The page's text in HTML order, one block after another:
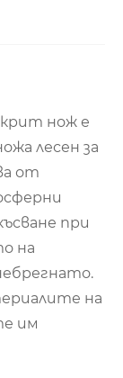
нож е
лесен за
от
при
на
на
им